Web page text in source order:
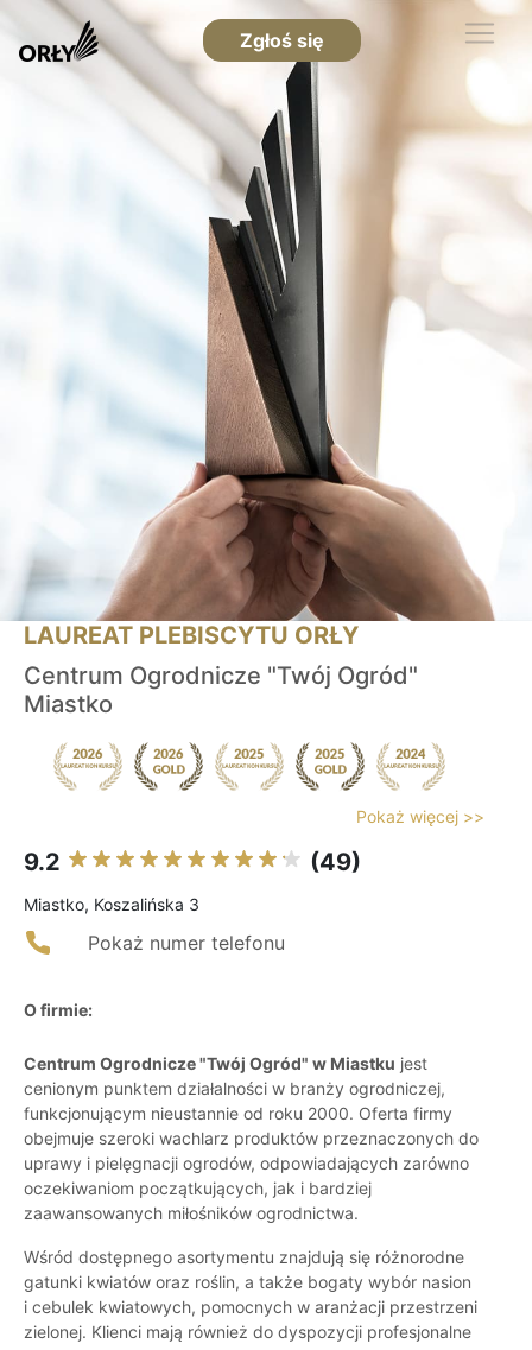
Zgłoś się
LAUREAT PLEBISCYTU ORŁY
Centrum Ogrodnicze "Twój Ogród"
Miastko
Pokaż więcej >>
9.2 (49)
Miastko, Koszalińska 3
Pokaż numer telefonu
O firmie:
Centrum Ogrodnicze "Twój Ogród" w Miastku jest
cenionym punktem działalności w branży ogrodniczej,
funkcjonującym nieustannie od roku 2000. Oferta firmy
obejmuje szeroki wachlarz produktów przeznaczonych do
uprawy i pielęgnacji ogrodów, odpowiadających zarówno
oczekiwaniom początkujących, jak i bardziej
zaawansowanych miłośników ogrodnictwa.
Wśród dostępnego asortymentu znajdują się różnorodne
gatunki kwiatów oraz roślin, a także bogaty wybór nasion
i cebulek kwiatowych, pomocnych w aranżacji przestrzeni
zielonej. Klienci mają również do dyspozycji profesjonalne